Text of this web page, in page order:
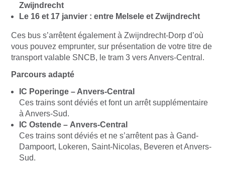
Zwijndrecht
Le 16 et 17 janvier : entre Melsele et Zwijndrecht
Ces bus s’arrêtent également à Zwijndrecht-Dorp d’où
vous pouvez emprunter, sur présentation de votre titre de
transport valable SNCB, le tram 3 vers Anvers-Central.
Parcours adapté
IC Poperinge – Anvers-Central
Ces trains sont déviés et font un arrêt supplémentaire
à Anvers-Sud.
IC Ostende – Anvers-Central
Ces trains sont déviés et ne s’arrêtent pas à Gand-
Dampoort, Lokeren, Saint-Nicolas, Beveren et Anvers-
Sud.